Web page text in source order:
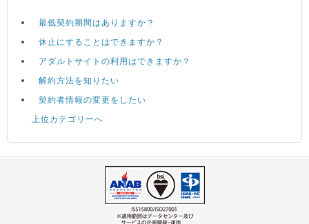
最低契約期間はありますか？
休止にすることはできますか？
アダルトサイトの利用はできますか？
解約方法を知りたい
契約者情報の変更をしたい
上位カテゴリーへ